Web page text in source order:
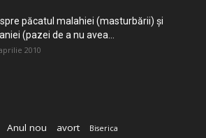
păcatul malahiei (masturbării) şi
(pazei de a nu avea...
2010
Anul nou avort Biserica